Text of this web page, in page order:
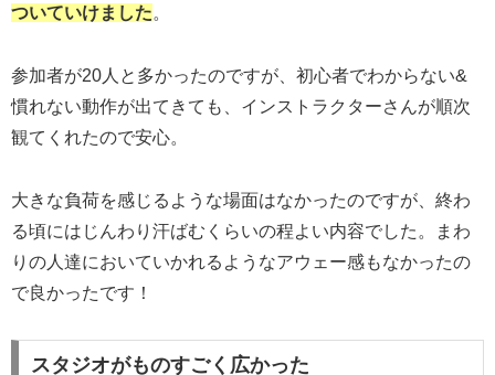
ついていけました。
参加者が20人と多かったのですが、初心者でわからない&
慣れない動作が出てきても、インストラクターさんが順次
観てくれたので安心。
大きな負荷を感じるような場面はなかったのですが、終わ
る頃にはじんわり汗ばむくらいの程よい内容でした。まわ
りの人達においていかれるようなアウェー感もなかったの
で良かったです！
スタジオがものすごく広かった